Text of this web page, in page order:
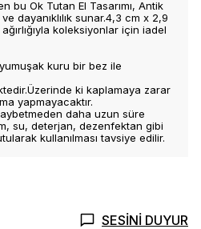
bu Ok Tutan El Tasarımı, Antik
dayanıklılık sunar.4,3 cm x 2,9
koleksiyonlar için iadel
yumuşak kuru bir bez ile
ki kaplamaya zarar
yapmayacaktır.
daha uzun süre
su, deterjan, dezenfektan gibi
kullanılması tavsiye edilir.
SESİNİ DUYUR